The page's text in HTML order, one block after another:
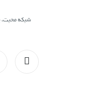
شبکه محبت،